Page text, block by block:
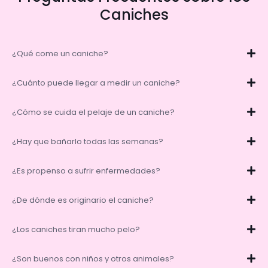
Caniches
¿Qué come un caniche?
¿Cuánto puede llegar a medir un caniche?
¿Cómo se cuida el pelaje de un caniche?
¿Hay que bañarlo todas las semanas?
¿Es propenso a sufrir enfermedades?
¿De dónde es originario el caniche?
¿Los caniches tiran mucho pelo?
¿Son buenos con niños y otros animales?